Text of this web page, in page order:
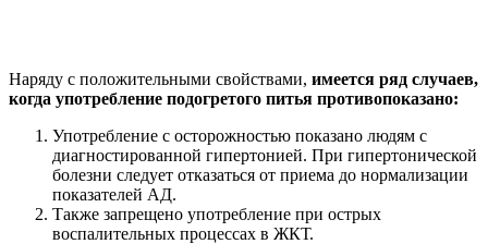
Наряду с положительными свойствами, имеется ряд случаев,
когда употребление подогретого питья противопоказано:
Употребление с осторожностью показано людям с
диагностированной гипертонией. При гипертонической
болезни следует отказаться от приема до нормализации
показателей АД.
Также запрещено употребление при острых
воспалительных процессах в ЖКТ.